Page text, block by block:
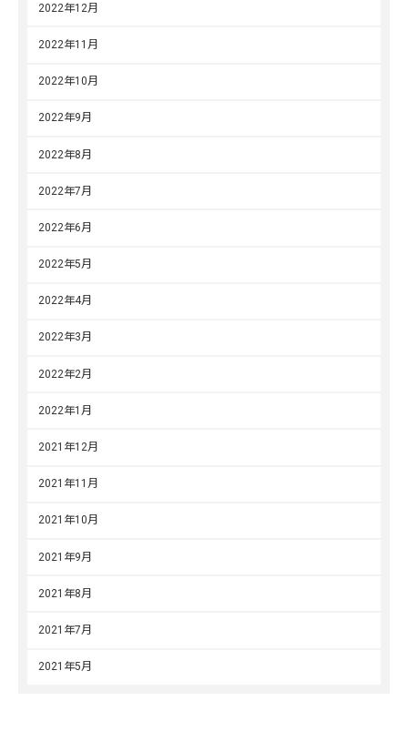
2022年12月
2022年11月
2022年10月
2022年9月
2022年8月
2022年7月
2022年6月
2022年5月
2022年4月
2022年3月
2022年2月
2022年1月
2021年12月
2021年11月
2021年10月
2021年9月
2021年8月
2021年7月
2021年5月